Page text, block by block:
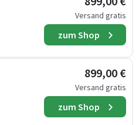
Versand gratis
zum Shop
899,00 €
Versand gratis
zum Shop